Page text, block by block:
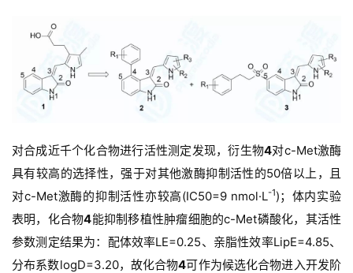
对合成近千个化合物进行活性测定发现，衍生物4对c-Met激酶
具有较高的选择性，强于对其他激酶抑制活性的50倍以上，且
对c-Met激酶的抑制活性亦较高(IC50=9 nmol·L-1)； 体内实验
表明，化合物4能抑制移植性肿瘤细胞的c-Met磷酸化，其活性
参数测定结果为： 配体效率LE=0.25、亲脂性效率LipE=4.85、
分布系数logD=3.20，故化合物4可作为候选化合物进入开发阶